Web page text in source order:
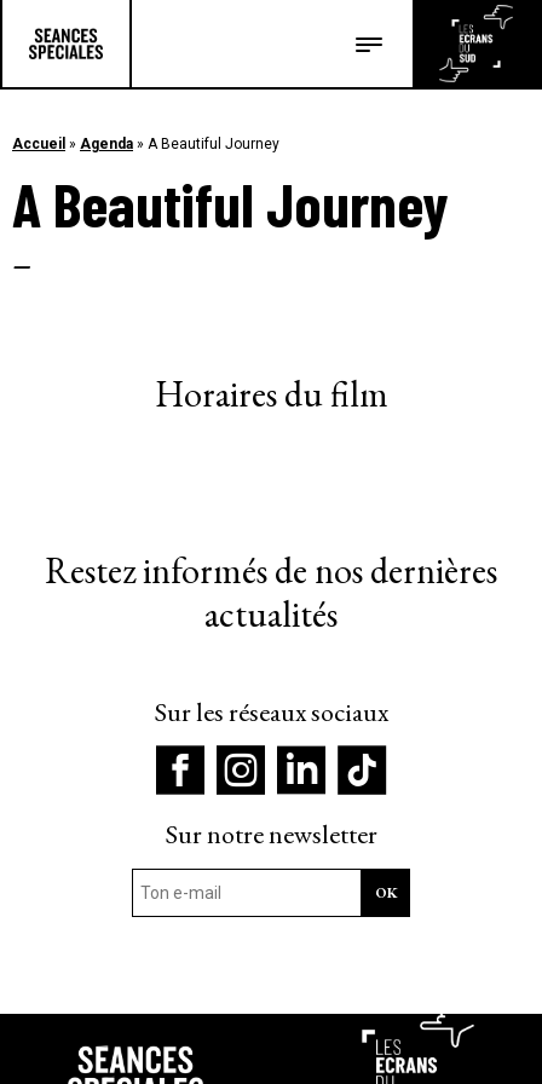
Les articles
Accueil » Agenda » A Beautiful Journey
A Beautiful Journey
–
Horaires du film
Restez informés de nos dernières
actualités
Sur les réseaux sociaux
Sur notre newsletter